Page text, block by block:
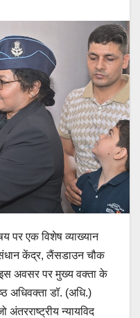
पर एक विशेष व्याख्यान
केंद्र, लैंसडाउन चौक
अवसर पर मुख्य वक्ता के
अधिवक्ता डॉ. (अधि.)
न्यायविद